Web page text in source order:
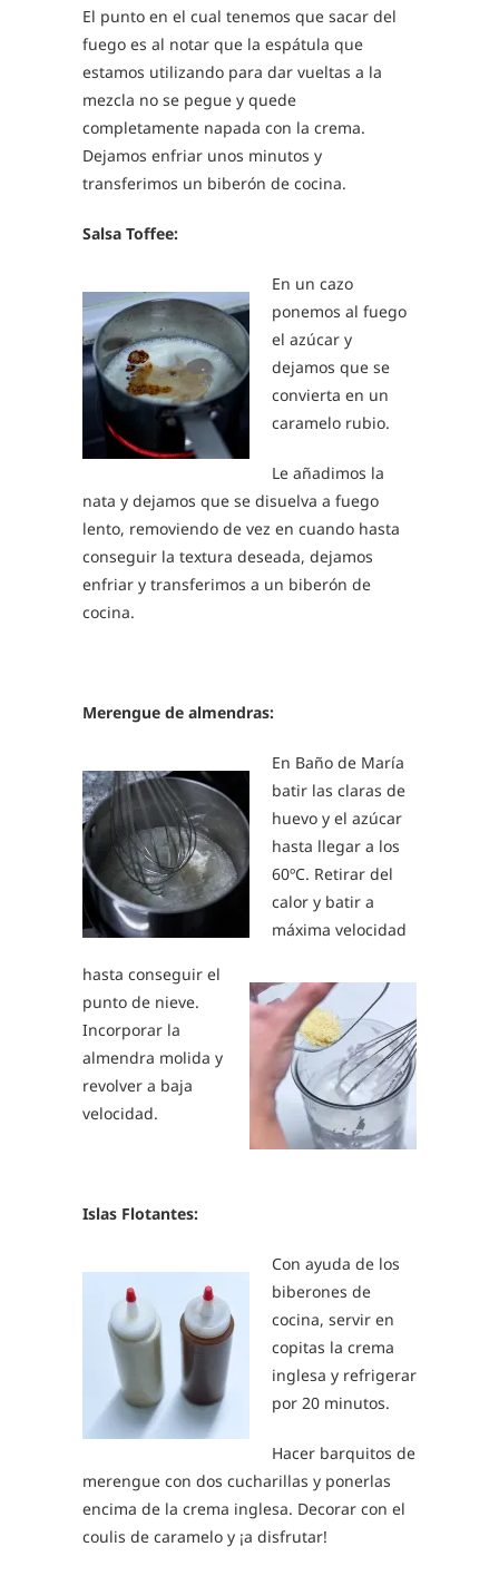
El punto en el cual tenemos que sacar del
fuego es al notar que la espátula que
estamos utilizando para dar vueltas a la
mezcla no se pegue y quede
completamente napada con la crema.
Dejamos enfriar unos minutos y
transferimos un biberón de cocina.
Salsa Toffee:
En un cazo
ponemos al fuego
el azúcar y
dejamos que se
convierta en un
caramelo rubio.
Le añadimos la
nata y dejamos que se disuelva a fuego
lento, removiendo de vez en cuando hasta
conseguir la textura deseada, dejamos
enfriar y transferimos a un biberón de
cocina.
Merengue de almendras:
En Baño de María
batir las claras de
huevo y el azúcar
hasta llegar a los
60ºC. Retirar del
calor y batir a
máxima velocidad
hasta conseguir el
punto de nieve.
Incorporar la
almendra molida y
revolver a baja
velocidad.
Islas Flotantes:
Con ayuda de los
biberones de
cocina, servir en
copitas la crema
inglesa y refrigerar
por 20 minutos.
Hacer barquitos de
merengue con dos cucharillas y ponerlas
encima de la crema inglesa. Decorar con el
coulis de caramelo y ¡a disfrutar!